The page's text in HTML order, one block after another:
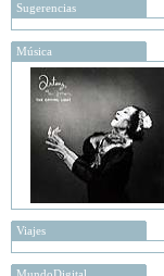
Sugerencias
Música
Viajes